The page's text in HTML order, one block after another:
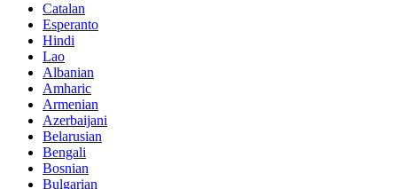
Catalan
Esperanto
Hindi
Lao
Albanian
Amharic
Armenian
Azerbaijani
Belarusian
Bengali
Bosnian
Bulgarian